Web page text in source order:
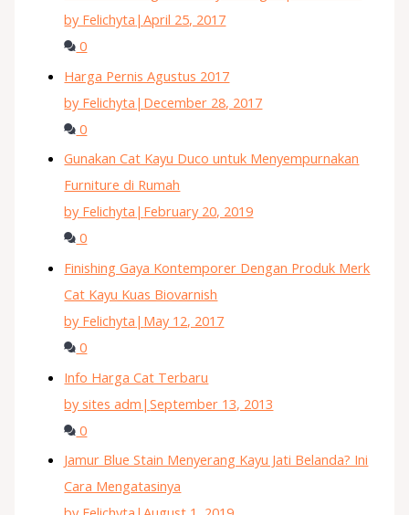
by Felichyta |April 25, 2017
0
Harga Pernis Agustus 2017
by Felichyta | December 28, 2017
0
Gunakan Cat Kayu Duco untuk Menyempurnakan
Furniture di Rumah
by Felichyta | February 20, 2019
0
Finishing Gaya Kontemporer Dengan Produk Merk
Cat Kayu Kuas Biovarnish
by Felichyta | May 12, 2017
0
Info Harga Cat Terbaru
by sites adm |September 13, 2013
0
Jamur Blue Stain Menyerang Kayu Jati Belanda? Ini
Cara Mengatasinya